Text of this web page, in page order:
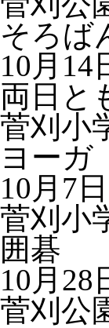
そろば
10月
両日と
菅刈小
ヨーガ
10月7
菅刈小
囲碁
10月
菅刈公